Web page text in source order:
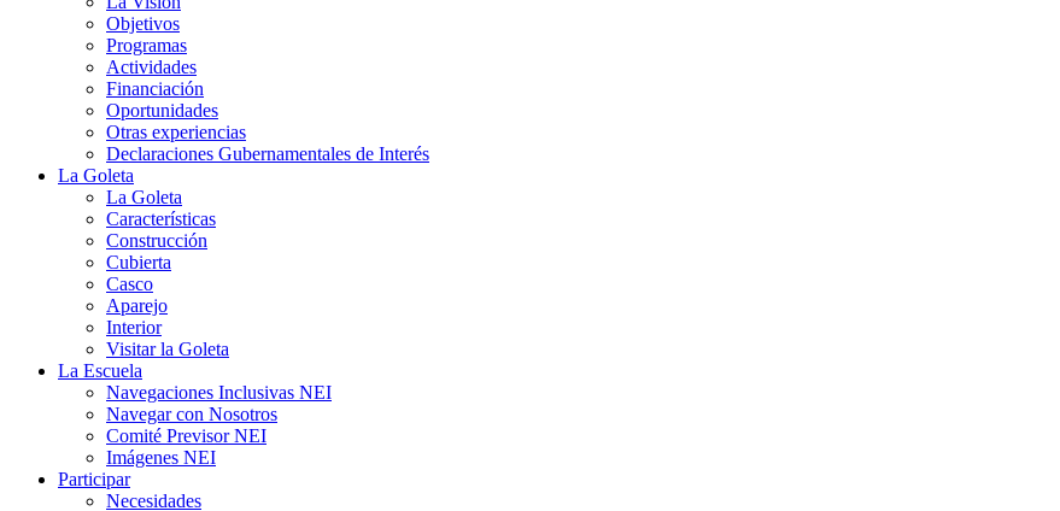
Objetivos
Programas
Actividades
Financiación
Oportunidades
Otras experiencias
Declaraciones Gubernamentales de Interés
La Goleta
La Goleta
Características
Construcción
Cubierta
Casco
Aparejo
Interior
Visitar la Goleta
La Escuela
Navegaciones Inclusivas NEI
Navegar con Nosotros
Comité Previsor NEI
Imágenes NEI
Participar
Necesidades